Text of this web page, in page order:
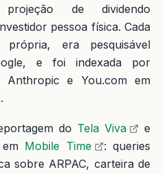
projeção de dividendo
pessoa física. Cada
própria, era pesquisável
e foi indexada por
Anthropic e You.com em
do Tela Viva
e
Mobile Time
: queries
sobre ARPAC, carteira de